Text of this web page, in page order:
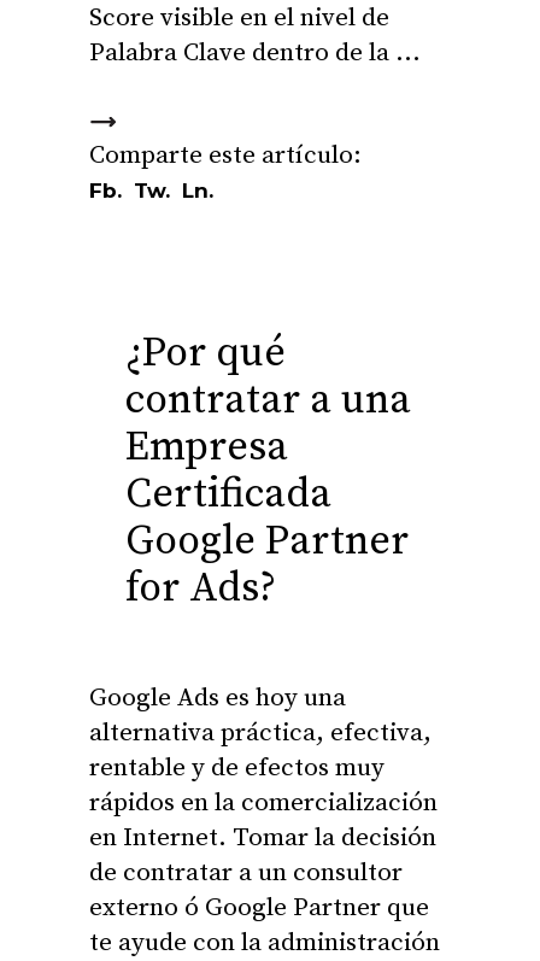
Score visible en el nivel de
Palabra Clave dentro de la
Fb. Tw. Ln.
¿Por qué
contratar a una
Empresa
Certificada
Google Partner
for Ads?
Google Ads es hoy una
alternativa práctica, efectiva,
rentable y de efectos muy
rápidos en la comercialización
en Internet. Tomar la decisión
de contratar a un consultor
externo ó Google Partner que
te ayude con la administración